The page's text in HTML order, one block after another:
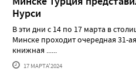
Нурси
В эти дни с 14 по 17 марта в
Минске проходит очередная 31-
книжная ......
17 МАРТА'2024